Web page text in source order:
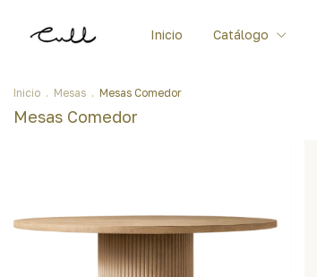
Inicio Catálogo
Inicio . Mesas . Mesas Comedor
Mesas Comedor